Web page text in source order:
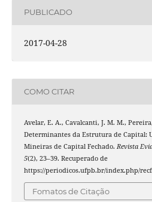
PUBLICADO
2017-04-28
COMO CITAR
Avelar, E. A., Cavalcanti, J. M. M.,
Determinantes da Estrutura de Capital:
Mineiras de Capital Fechado. Revista
5(2), 23–39. Recuperado de
https://periodicos.ufpb.br/index.php/
Fomatos de Citação